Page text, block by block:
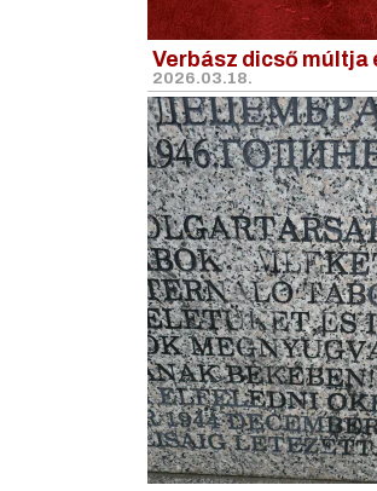
Verbász dicső múltja
2026.03.18.